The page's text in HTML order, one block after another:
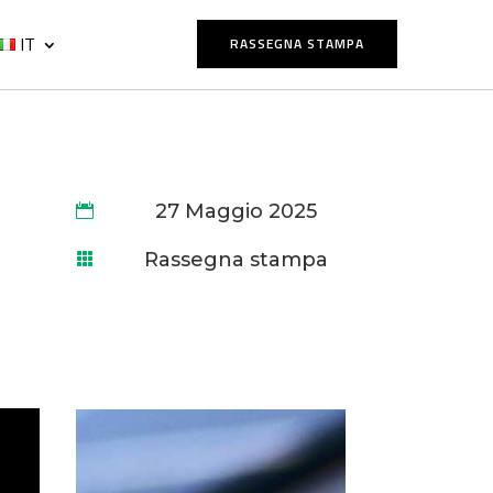
IT RASSEGNA STAMPA
 27 Maggio 2025
 Rassegna stampa